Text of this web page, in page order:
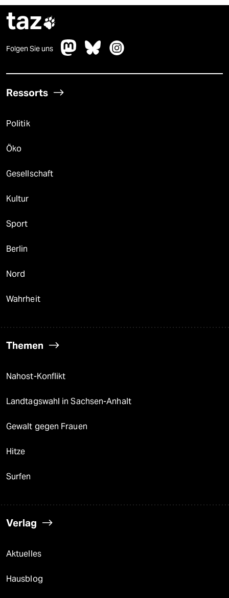
taz
Folgen Sie uns
Ressorts
Politik
Öko
Gesellschaft
Kultur
Sport
Berlin
Nord
Wahrheit
Themen
Nahost-Konflikt
Landtagswahl in Sachsen-Anhalt
Gewalt gegen Frauen
Hitze
Surfen
Verlag
Aktuelles
Hausblog